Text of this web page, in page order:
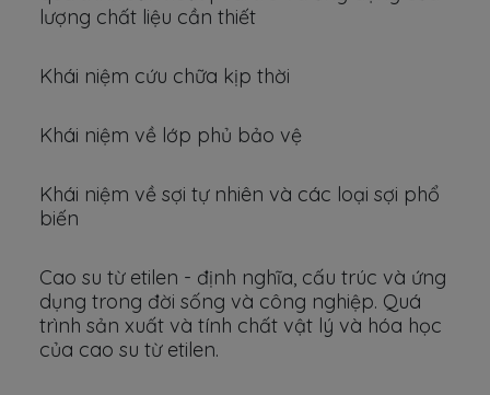
lượng chất liệu cần thiết
Khái niệm cứu chữa kịp thời
Khái niệm về lớp phủ bảo vệ
Khái niệm về sợi tự nhiên và các loại sợi phổ
biến
Cao su từ etilen - định nghĩa, cấu trúc và ứng
dụng trong đời sống và công nghiệp. Quá
trình sản xuất và tính chất vật lý và hóa học
của cao su từ etilen.